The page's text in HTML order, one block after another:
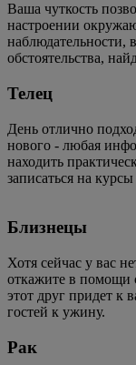
Ваша чуткость
настроении
наблюдательности,
обстоятельства,
Телец
День отлично
нового - любая
находить
записаться на
Близнецы
Хотя сейчас у вас
откажите в помощи
этот друг придет
гостей к ужину.
Рак